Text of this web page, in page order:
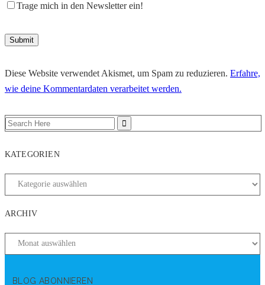
Trage mich in den Newsletter ein!
Diese Website verwendet Akismet, um Spam zu reduzieren. Erfahre,
wie deine Kommentardaten verarbeitet werden.
KATEGORIEN
ARCHIV
BLOG ABONNIEREN